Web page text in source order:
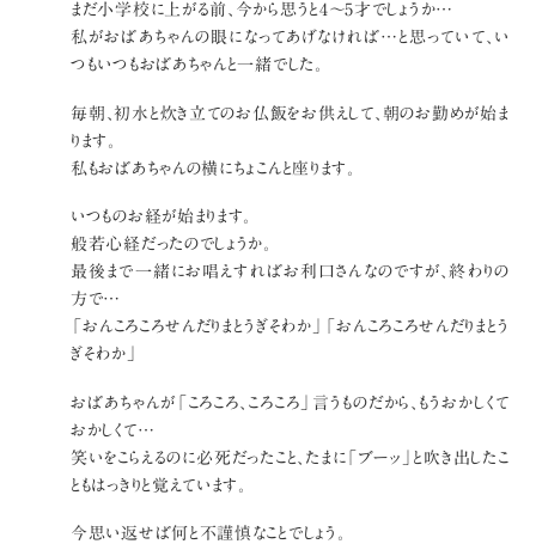
まだ小学校に上がる前、今から思うと4～5才でしょうか…
私がおばあちゃんの眼になってあげなければ…と思っていて、い
つもいつもおばあちゃんと一緒でした。
毎朝、初水と炊き立てのお仏飯をお供えして、朝のお勤めが始ま
ります。
私もおばあちゃんの横にちょこんと座ります。
いつものお経が始まります。
般若心経だったのでしょうか。
最後まで一緒にお唱えすればお利口さんなのですが、終わりの
方で…
「おんころころせんだりまとうぎそわか」「おんころころせんだりまとう
ぎそわか」
おばあちゃんが「ころころ、ころころ」言うものだから、もうおかしくて
おかしくて…
笑いをこらえるのに必死だったこと、たまに「ブーッ」と吹き出したこ
ともはっきりと覚えています。
今思い返せば何と不謹慎なことでしょう。